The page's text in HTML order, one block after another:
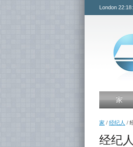
London
家
家 / 经纪人 /
经纪